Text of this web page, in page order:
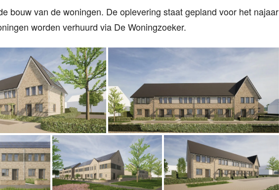
bouw van de woningen. De oplevering staat gepland voor het najaar
worden verhuurd via De Woningzoeker.